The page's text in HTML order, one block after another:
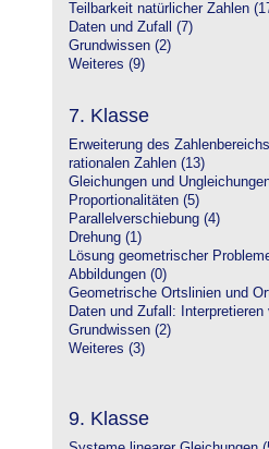
Teilbarkeit natürlicher Zahlen
Daten und Zufall (7)
Grundwissen (2)
Weiteres (9)
7. Klasse
Erweiterung des
rationalen Zahlen (13)
Gleichungen und
Proportionalitäten (5)
Parallelverschiebung (4)
Drehung (1)
Lösung geometrischer
Abbildungen (0)
Geometrische Ortslinien und
Daten und Zufall: Interpretieren
Grundwissen (2)
Weiteres (3)
9. Klasse